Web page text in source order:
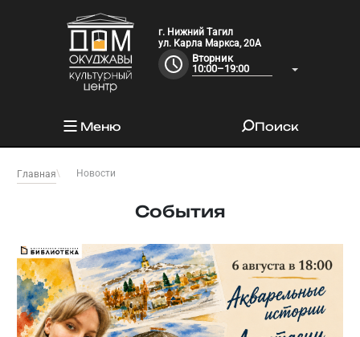
г. Нижний Тагил
ул. Карла Маркса, 20А
Вторник
10:00–19:00
Меню Поиск
Главная Новости
События